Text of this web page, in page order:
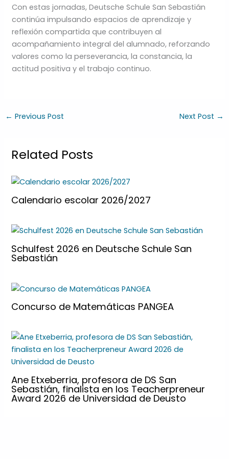
Con estas jornadas, Deutsche Schule San Sebastián
continúa impulsando espacios de aprendizaje y
reflexión compartida que contribuyen al
acompañamiento integral del alumnado, reforzando
valores como la perseverancia, la constancia, la
actitud positiva y el trabajo continuo.
← Previous Post Next Post →
Related Posts
Calendario escolar 2026/2027
Schulfest 2026 en Deutsche Schule San
Sebastián
Concurso de Matemáticas PANGEA
Ane Etxeberria, profesora de DS San
Sebastián, finalista en los Teacherpreneur
Award 2026 de Universidad de Deusto